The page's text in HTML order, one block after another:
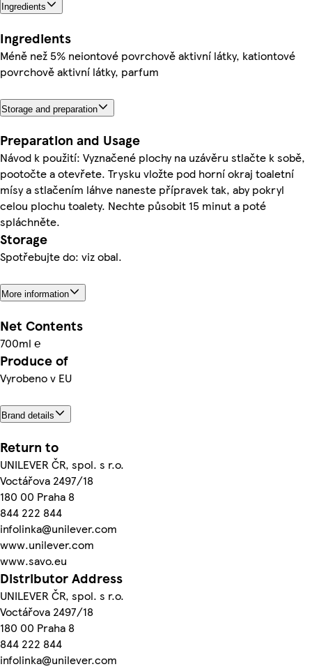
Ingredients
Ingredients
Méně než 5% neiontové povrchově aktivní látky, kationtové
povrchově aktivní látky, parfum
Storage and preparation
Preparation and Usage
Návod k použití: Vyznačené plochy na uzávěru stlačte k sobě,
pootočte a otevřete. Trysku vložte pod horní okraj toaletní
mísy a stlačením láhve naneste přípravek tak, aby pokryl
celou plochu toalety. Nechte působit 15 minut a poté
spláchněte.
Storage
Spotřebujte do: viz obal.
More information
Net Contents
700ml ℮
Produce of
Vyrobeno v EU
Brand details
Return to
UNILEVER ČR, spol. s r.o.
Voctářova 2497/18
180 00 Praha 8
844 222 844
infolinka@unilever.com
www.unilever.com
www.savo.eu
Distributor Address
UNILEVER ČR, spol. s r.o.
Voctářova 2497/18
180 00 Praha 8
844 222 844
infolinka@unilever.com